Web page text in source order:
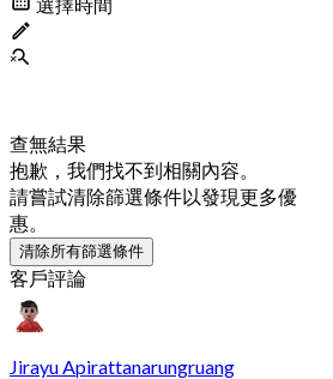
查無結果
抱歉，我們找不到相關內容。
請嘗試清除篩選條件以發現更多優
惠。
清除所有篩選條件
客戶評論
Jirayu Apirattanarungruang